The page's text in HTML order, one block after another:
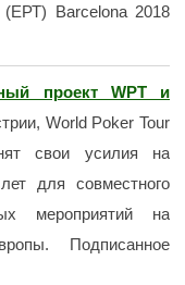
(ЕРТ) Barcelona 2018
проект WPT и
World Poker Tour
свои усилия на
для совместного
мероприятий на
Подписанное